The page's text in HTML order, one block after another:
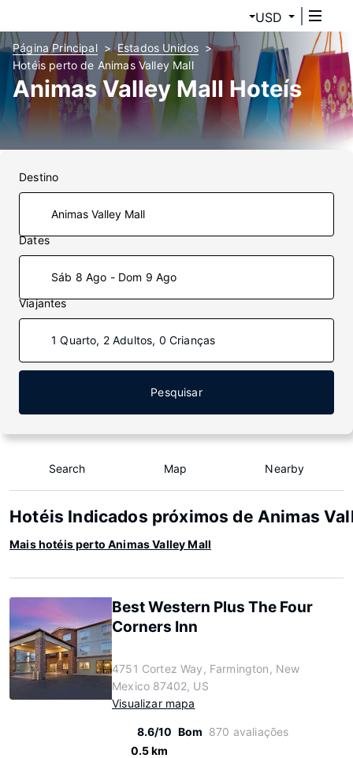
USD
Página Principal
Estados Unidos
Hotéis perto de Animas Valley Mall
Animas Valley Mall Hoteís
Destino
Dates
Sáb 8 Ago - Dom 9 Ago
Viajantes
1 Quarto, 2 Adultos, 0 Crianças
Pesquisar
Search Map Nearby
Hotéis Indicados próximos de Animas
Mais hotéis perto Animas Valley Mall
Best Western Plus The Four
Corners Inn
4751 Cortez Way, Farmington, New
Mexico 87402, US
Visualizar mapa
8.6/10 Bom 870 avaliações
0.5 km